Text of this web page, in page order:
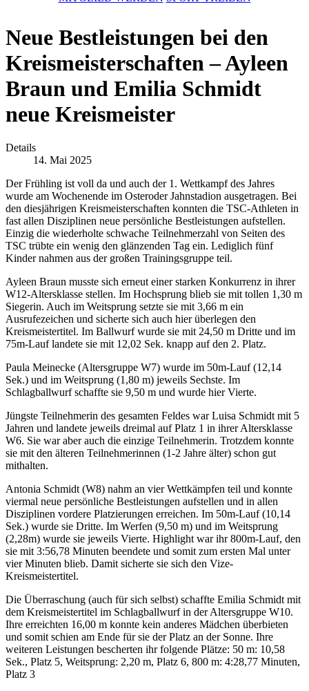
Neue Bestleistungen bei den
Kreismeisterschaften – Ayleen
Braun und Emilia Schmidt
neue Kreismeister
Details
14. Mai 2025
Der Frühling ist voll da und auch der 1. Wettkampf des Jahres
wurde am Wochenende im Osteroder Jahnstadion ausgetragen. Bei
den diesjährigen Kreismeisterschaften konnten die TSC-Athleten in
fast allen Disziplinen neue persönliche Bestleistungen aufstellen.
Einzig die wiederholte schwache Teilnehmerzahl von Seiten des
TSC trübte ein wenig den glänzenden Tag ein. Lediglich fünf
Kinder nahmen aus der großen Trainingsgruppe teil.
Ayleen Braun musste sich erneut einer starken Konkurrenz in ihrer
W12-Altersklasse stellen. Im Hochsprung blieb sie mit tollen 1,30 m
Siegerin. Auch im Weitsprung setzte sie mit 3,66 m ein
Ausrufezeichen und sicherte sich auch hier überlegen den
Kreismeistertitel. Im Ballwurf wurde sie mit 24,50 m Dritte und im
75m-Lauf landete sie mit 12,02 Sek. knapp auf den 2. Platz.
Paula Meinecke (Altersgruppe W7) wurde im 50m-Lauf (12,14
Sek.) und im Weitsprung (1,80 m) jeweils Sechste. Im
Schlagballwurf schaffte sie 9,50 m und wurde hier Vierte.
Jüngste Teilnehmerin des gesamten Feldes war Luisa Schmidt mit 5
Jahren und landete jeweils dreimal auf Platz 1 in ihrer Altersklasse
W6. Sie war aber auch die einzige Teilnehmerin. Trotzdem konnte
sie mit den älteren Teilnehmerinnen (1-2 Jahre älter) schon gut
mithalten.
Antonia Schmidt (W8) nahm an vier Wettkämpfen teil und konnte
viermal neue persönliche Bestleistungen aufstellen und in allen
Disziplinen vordere Platzierungen erreichen. Im 50m-Lauf (10,14
Sek.) wurde sie Dritte. Im Werfen (9,50 m) und im Weitsprung
(2,28m) wurde sie jeweils Vierte. Highlight war ihr 800m-Lauf, den
sie mit 3:56,78 Minuten beendete und somit zum ersten Mal unter
vier Minuten blieb. Damit sicherte sie sich den Vize-
Kreismeistertitel.
Die Überraschung (auch für sich selbst) schaffte Emilia Schmidt mit
dem Kreismeistertitel im Schlagballwurf in der Altersgruppe W10.
Ihre erreichten 16,00 m konnte kein anderes Mädchen überbieten
und somit schien am Ende für sie der Platz an der Sonne. Ihre
weiteren Leistungen bescherten ihr folgende Plätze: 50 m: 10,58
Sek., Platz 5, Weitsprung: 2,20 m, Platz 6, 800 m: 4:28,77 Minuten,
Platz 3